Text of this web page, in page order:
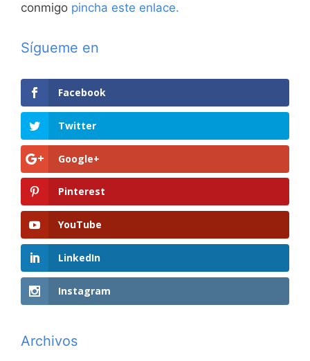
conmigo pincha este enlace.
Sígueme en
Facebook
Twitter
Google+
Pinterest
YouTube
LinkedIn
Instagram
Archivos